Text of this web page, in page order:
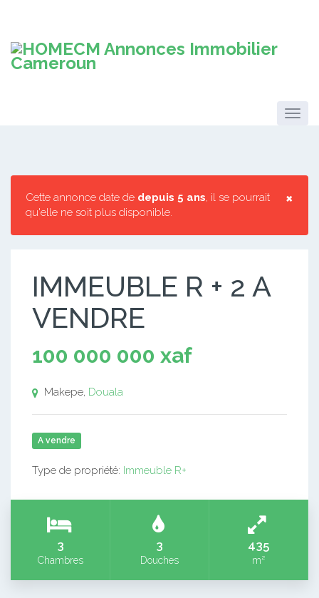
×
Cette annonce date de depuis 5 ans, il se pourrait
qu'elle ne soit plus disponible.
IMMEUBLE R + 2 A
VENDRE
100 000 000 xaf
Makepe, Douala
A vendre
Type de propriété: Immeuble R+
3
Chambres
3
Douches
435
m²